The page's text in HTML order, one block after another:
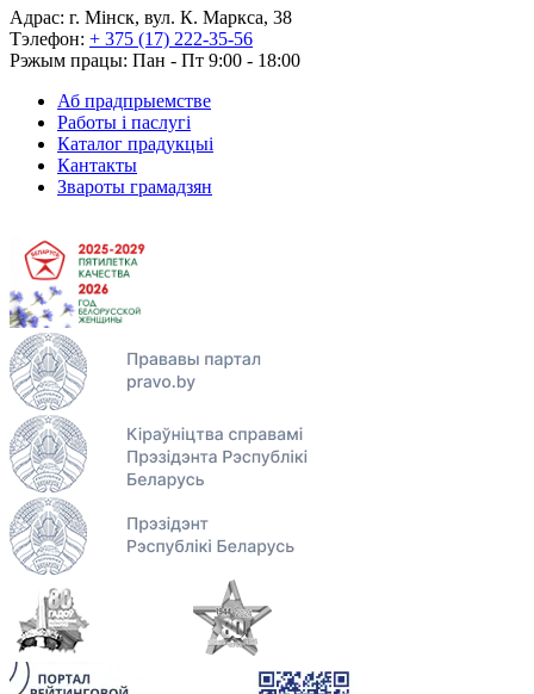
Адрас: г. Мінск, вул. К. Маркса, 38
Тэлефон: + 375 (17) 222-35-56
Рэжым працы: Пан - Пт 9:00 - 18:00
Аб прадпрыемстве
Работы і паслугі
Каталог прадукцыі
Кантакты
Звароты грамадзян